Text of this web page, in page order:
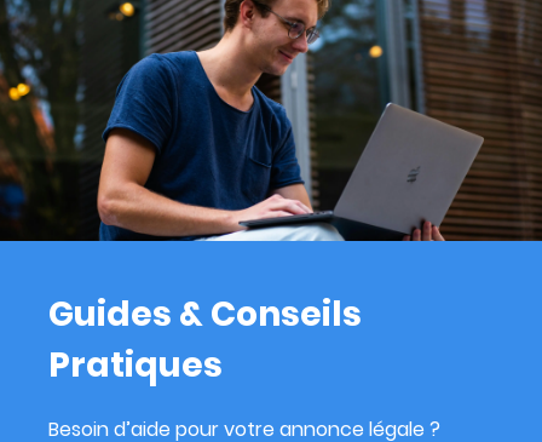
Guides & Conseils
Pratiques
Besoin d’aide pour votre annonce légale ?